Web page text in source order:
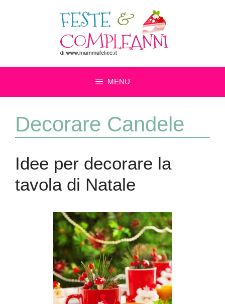
MENU
Decorare Candele
Idee per decorare la
tavola di Natale